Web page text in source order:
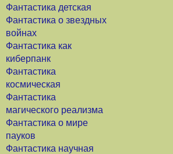
Фантастика детская
Фантастика о звездных
войнах
Фантастика как
киберпанк
Фантастика
космическая
Фантастика
магического реализма
Фантастика о мире
пауков
Фантастика научная